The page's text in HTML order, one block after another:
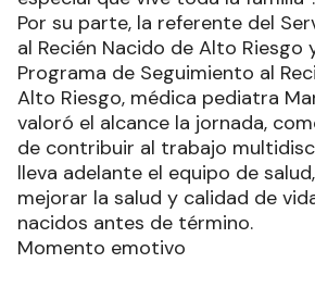
Por su parte, la referente del
al Recién Nacido de Alto Riesgo
Programa de Seguimiento al
Alto Riesgo, médica pediatra
valoró el alcance la jornada,
de contribuir al trabajo
lleva adelante el equipo de
mejorar la salud y calidad de
nacidos antes de término.
Momento emotivo